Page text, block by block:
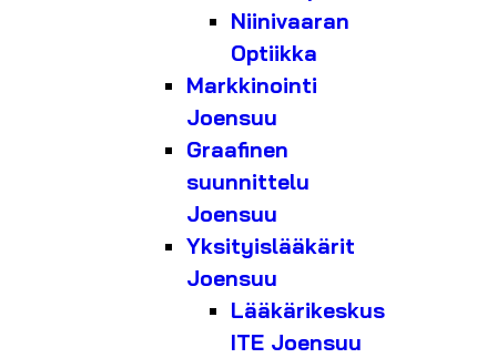
Niinivaaran
Optiikka
Markkinointi
Joensuu
Graafinen
suunnittelu
Joensuu
Yksityislääkärit
Joensuu
Lääkärikeskus
ITE Joensuu